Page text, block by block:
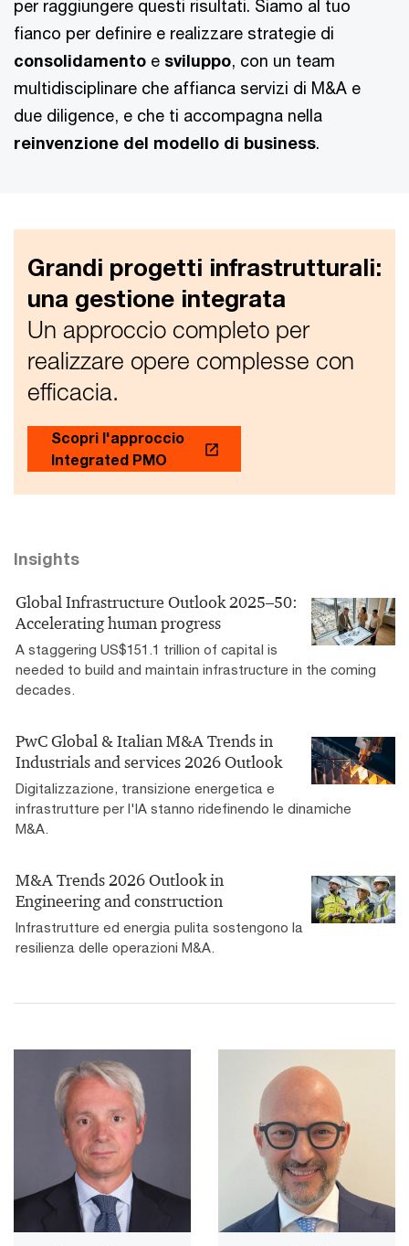
per raggiungere questi risultati. Siamo al tuo
fianco per definire e realizzare strategie di
consolidamento e sviluppo, con un team
multidisciplinare che affianca servizi di M&A e
due diligence, e che ti accompagna nella
reinvenzione del modello di business.
Grandi progetti infrastrutturali:
una gestione integrata
Un approccio completo per
realizzare opere complesse con
efficacia.
Scopri l'approccio
Integrated PMO
Insights
Global Infrastructure Outlook 2025–50:
Accelerating human progress
A staggering US$151.1 trillion of capital is
needed to build and maintain infrastructure in the coming
decades.
PwC Global & Italian M&A Trends in
Industrials and services 2026 Outlook
Digitalizzazione, transizione energetica e
infrastrutture per l'IA stanno ridefinendo le dinamiche
M&A.
M&A Trends 2026 Outlook in
Engineering and construction
Infrastrutture ed energia pulita sostengono la
resilienza delle operazioni M&A.